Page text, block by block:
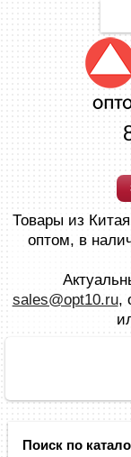
Товары из
оптом, в
sales@opt10.ru,
Поиск по